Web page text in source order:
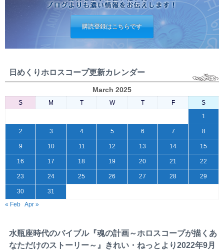
購読登録はこちらです
日めくりホロスコープ更新カレンダー
March 2025
S M T W T F
S
1
2 3 4 5 6 7 8
9 10 11 12 13 14 15
16 17 18 19 20 21 22
23 24 25 26 27 28 29
30
31
« Feb Apr »
水瓶座時代のバイブル『魂の計画～ホロスコープが描くあ
なただけのストーリー～』きれい・ねっとより2022年9月